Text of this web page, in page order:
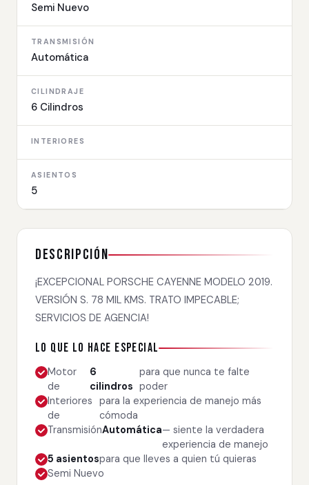
Semi Nuevo
TRANSMISIÓN
Automática
CILINDRAJE
6 Cilindros
INTERIORES
ASIENTOS
5
Descripción
¡EXCEPCIONAL PORSCHE CAYENNE MODELO 2019.
VERSIÓN S. 78 MIL KMS. TRATO IMPECABLE;
SERVICIOS DE AGENCIA!
Lo que lo hace especial
Motor
de
6
cilindros
para que nunca te falte
poder
Interiores
de
para la experiencia de manejo más
cómoda
TransmisiónAutomática— siente la verdadera
experiencia de manejo
5 asientospara que lleves a quien tú quieras
Semi Nuevo